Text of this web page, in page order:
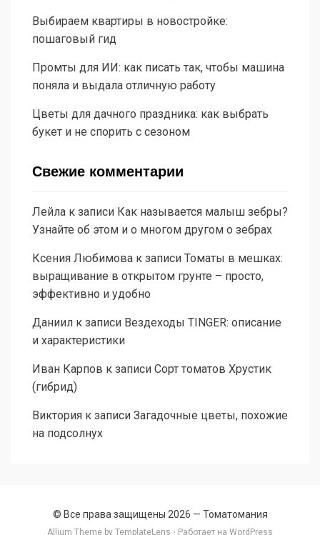
Выбираем квартиры в новостройке:
пошаговый гид
Промты для ИИ: как писать так, чтобы машина
поняла и выдала отличную работу
Цветы для дачного праздника: как выбрать
букет и не спорить с сезоном
Свежие комментарии
Лейла к записи Как называется малыш зебры?
Узнайте об этом и о многом другом о зебрах
Ксения Любимова к записи Томаты в мешках:
выращивание в открытом грунте – просто,
эффективно и удобно
Даниил к записи Вездеходы TINGER: описание
и характеристики
Иван Карпов к записи Сорт томатов Хрустик
(гибрид)
Виктория к записи Загадочные цветы, похожие
на подсолнух
© Все права защищены 2026 — Томатомания
Allium Theme by TemplateLens ⋅ Работает на WordPress